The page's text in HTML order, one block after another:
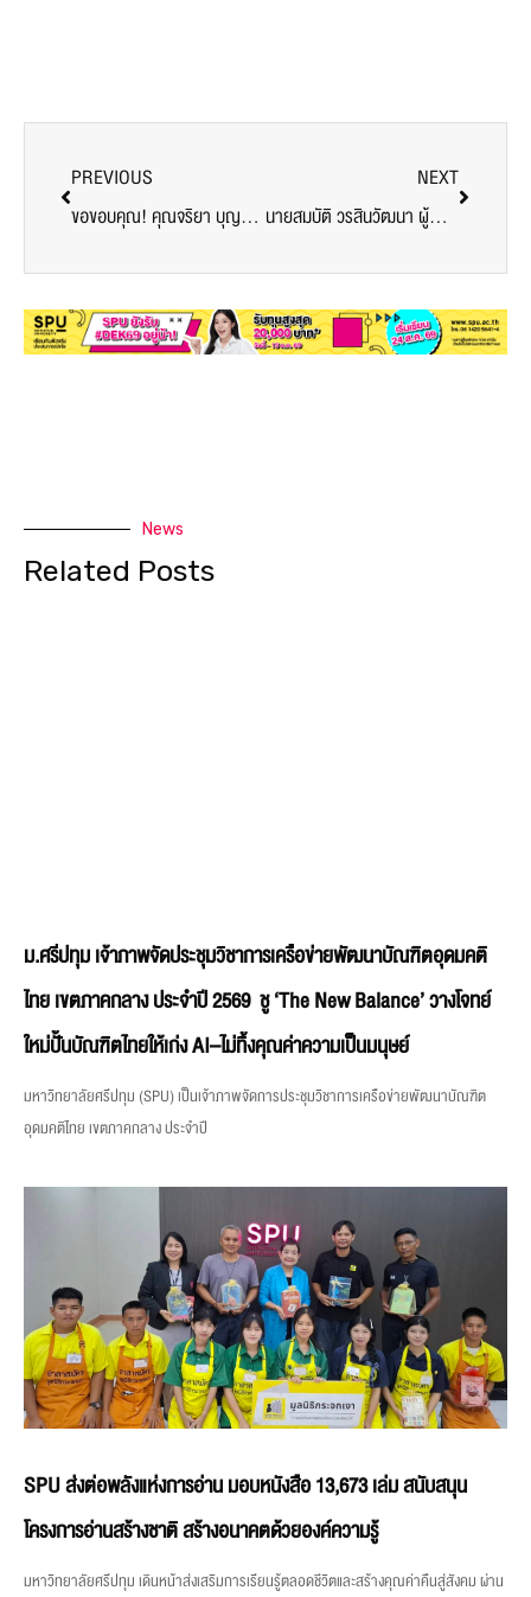
PREVIOUS
ขอขอบคุณ! คุณจริยา บุญแท้ บริษัท บิชคอมม์ จำกัด มอบอาหารขนมฟันโอ สนับสนุนบุคลากรทางการแพทย์และอาสาสมัคร ศูนย์วัคซีนมหาวิทยาลัยศรีปทุม
NEXT
นายสมบัติ วรสินวัฒนา ผู้อำนวยการเขตบางเขน มอบอาหาร สนับสนุนบุคลากรทางการแพทย์ อาสาสมัครศูนย์ฉีดวัคซีนมหาวิทยาลัยศรีปทุม
News
Related Posts
ม.ศรีปทุม เจ้าภาพจัดประชุมวิชาการเครือข่ายพัฒนาบัณฑิตอุดมคติ
ไทย เขตภาคกลาง ประจำปี 2569 ชู ‘The New Balance’ วางโจทย์
ใหม่ปั้นบัณฑิตไทยให้เก่ง AI–ไม่ทิ้งคุณค่าความเป็นมนุษย์
มหาวิทยาลัยศรีปทุม (SPU) เป็นเจ้าภาพจัดการประชุมวิชาการเครือข่ายพัฒนาบัณฑิต
อุดมคติไทย เขตภาคกลาง ประจำปี
SPU ส่งต่อพลังแห่งการอ่าน มอบหนังสือ 13,673 เล่ม สนับสนุน
โครงการอ่านสร้างชาติ สร้างอนาคตด้วยองค์ความรู้
มหาวิทยาลัยศรีปทุม เดินหน้าส่งเสริมการเรียนรู้ตลอดชีวิตและสร้างคุณค่าคืนสู่สังคม ผ่าน